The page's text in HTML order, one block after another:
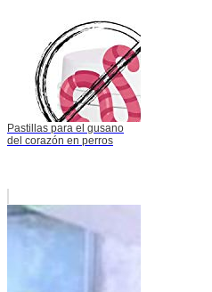
Pastillas para el gusano
del corazón en perros